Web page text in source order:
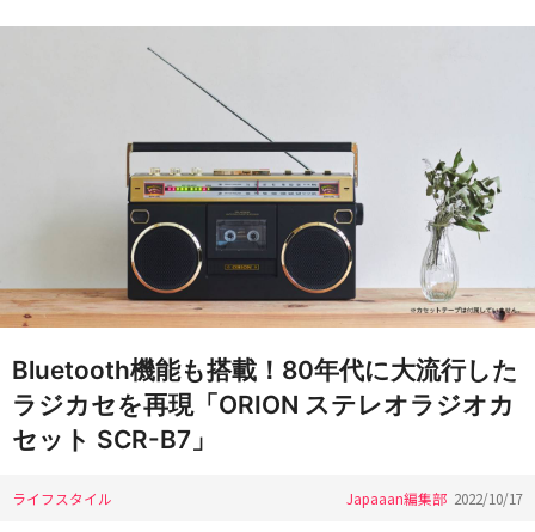
Bluetooth機能も搭載！80年代に大流行した
ラジカセを再現「ORION ステレオラジオカ
セット SCR-B7」
ライフスタイル Japaaan編集部 2022/10/17